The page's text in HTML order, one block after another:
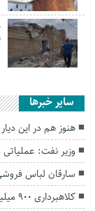
سایر خبرها
هنوز هم در‌ این
وزیر نفت:
سارقان لباس
کلاهبرداری ۹۰۰ میلیون ریالی در پی دریافت پیامک «ابلاغیه علیه شما»